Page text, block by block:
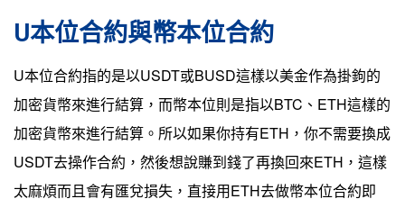
U本位合約與幣本位合約
U本位合約指的是以USDT或BUSD這樣以美金作為掛鉤的
加密貨幣來進行結算，而幣本位則是指以BTC、ETH這樣的
加密貨幣來進行結算。所以如果你持有ETH，你不需要換成
USDT去操作合約，然後想說賺到錢了再換回來ETH，這樣
太麻煩而且會有匯兌損失，直接用ETH去做幣本位合約即